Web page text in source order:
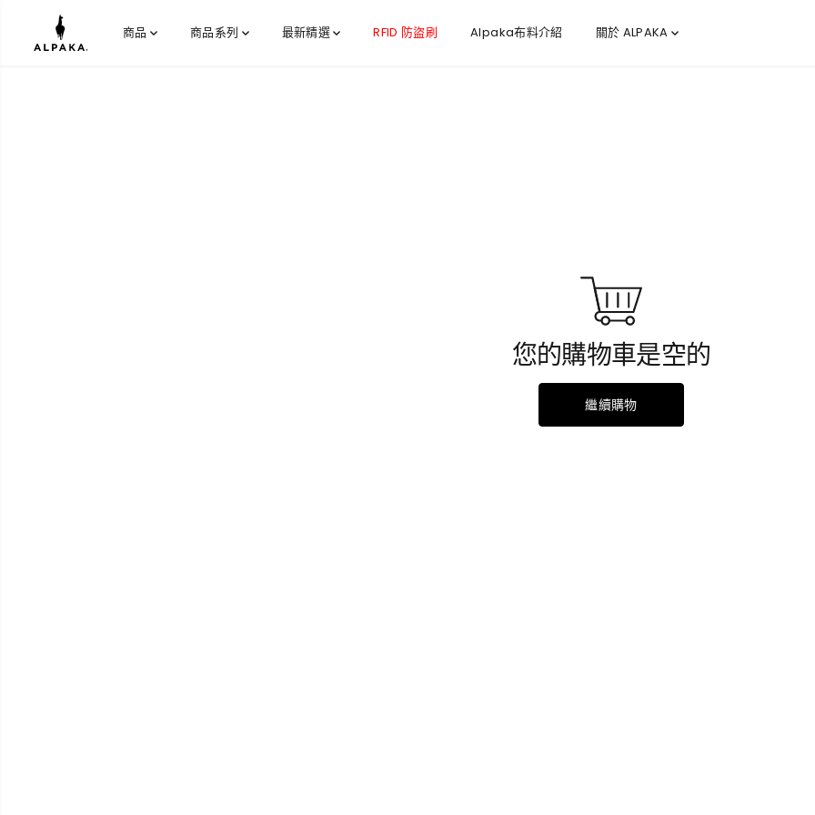
跳到內容
商品 商品系列 最新精選 RFID 防盜刷 Alpaka布料介紹 關於 ALPAKA
您的購物車是空的
繼續購物